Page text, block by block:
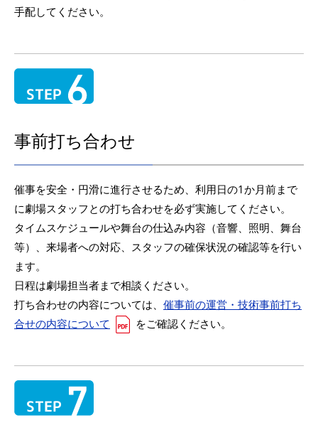
手配してください。
事前打ち合わせ
催事を安全・円滑に進行させるため、利用日の1か月前まで
に劇場スタッフとの打ち合わせを必ず実施してください。
タイムスケジュールや舞台の仕込み内容（音響、照明、舞台
等）、来場者への対応、スタッフの確保状況の確認等を行い
ます。
日程は劇場担当者まで相談ください。
打ち合わせの内容については、 催事前の運営・技術事前打ち
合せの内容について
をご確認ください。